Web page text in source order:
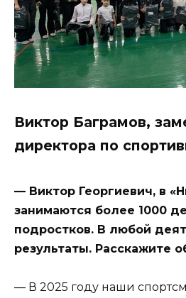
Виктор Баграмов,
директора по
— Виктор Георгиевич, в
занимаются более 1000
подростков. В любой
результаты. Расскажите
— В 2025 году наши